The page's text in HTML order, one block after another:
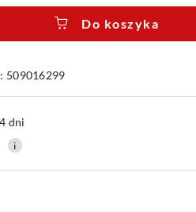
Do koszyka
509016299
dni